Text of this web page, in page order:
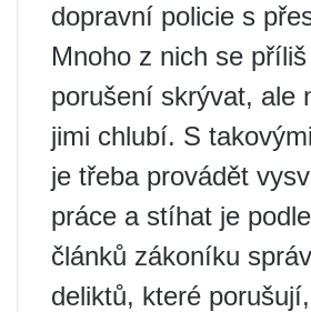
dopravní policie s
Mnoho z nich se
porušení skrývat, ale
jimi chlubí. S
je třeba provádět
práce a stíhat je
článků zákoníku
deliktů, které